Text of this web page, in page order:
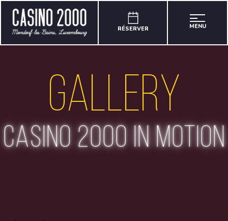
RÉSERVER MENU
Gallery
casino 2000 in motion